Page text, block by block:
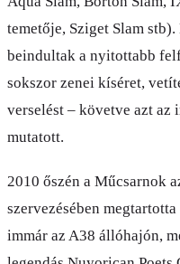
temetője, Sziget Slam
beindultak a nyitottabb
sokszor zenei kíséret,
verselést – követve azt az
mutatott.
2010 őszén a Műcsarnok
szervezésében
immár az A38 állóhajón,